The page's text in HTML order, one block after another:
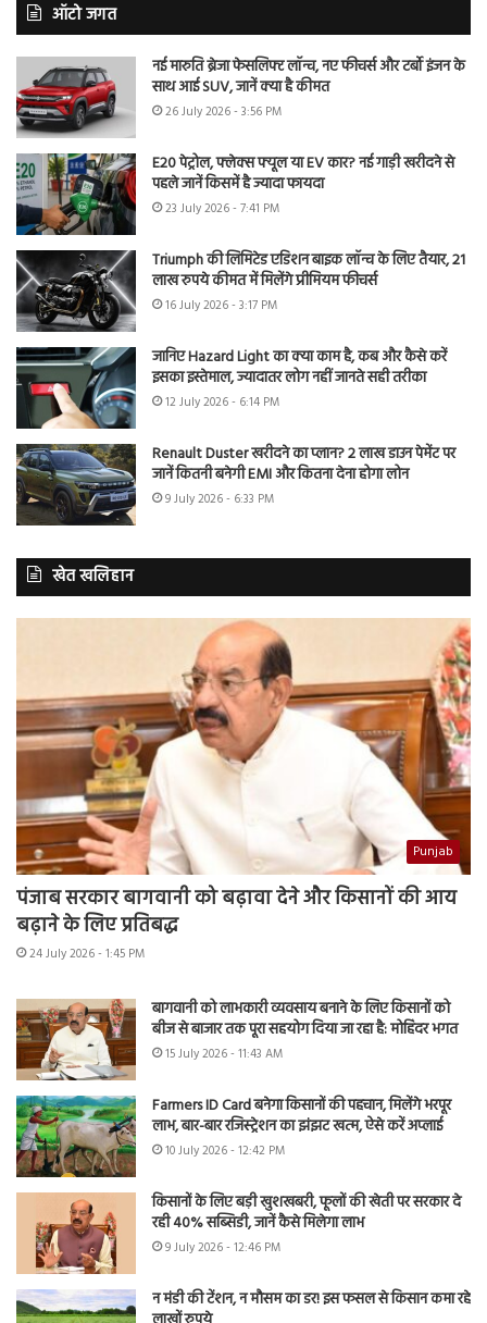
ऑटो जगत
नई मारुति ब्रेजा फेसलिफ्ट लॉन्च, नए फीचर्स और टर्बो इंजन के
साथ आई SUV, जानें क्या है कीमत
26 July 2026 - 3:56 PM
E20 पेट्रोल, फ्लेक्स फ्यूल या EV कार? नई गाड़ी खरीदने से
पहले जानें किसमें है ज्यादा फायदा
23 July 2026 - 7:41 PM
Triumph की लिमिटेड एडिशन बाइक लॉन्च के लिए तैयार, 21
लाख रुपये कीमत में मिलेंगे प्रीमियम फीचर्स
16 July 2026 - 3:17 PM
जानिए Hazard Light का क्या काम है, कब और कैसे करें
इसका इस्तेमाल, ज्यादातर लोग नहीं जानते सही तरीका
12 July 2026 - 6:14 PM
Renault Duster खरीदने का प्लान? 2 लाख डाउन पेमेंट पर
जानें कितनी बनेगी EMI और कितना देना होगा लोन
9 July 2026 - 6:33 PM
खेत खलिहान
Punjab
पंजाब सरकार बागवानी को बढ़ावा देने और किसानों की आय
बढ़ाने के लिए प्रतिबद्ध
24 July 2026 - 1:45 PM
बागवानी को लाभकारी व्यवसाय बनाने के लिए किसानों को
बीज से बाजार तक पूरा सहयोग दिया जा रहा है: मोहिंदर भगत
15 July 2026 - 11:43 AM
Farmers ID Card बनेगा किसानों की पहचान, मिलेंगे भरपूर
लाभ, बार-बार रजिस्ट्रेशन का झंझट खत्म, ऐसे करें अप्लाई
10 July 2026 - 12:42 PM
किसानों के लिए बड़ी खुशखबरी, फूलों की खेती पर सरकार दे
रही 40% सब्सिडी, जानें कैसे मिलेगा लाभ
9 July 2026 - 12:46 PM
न मंडी की टेंशन, न मौसम का डर! इस फसल से किसान कमा रहे